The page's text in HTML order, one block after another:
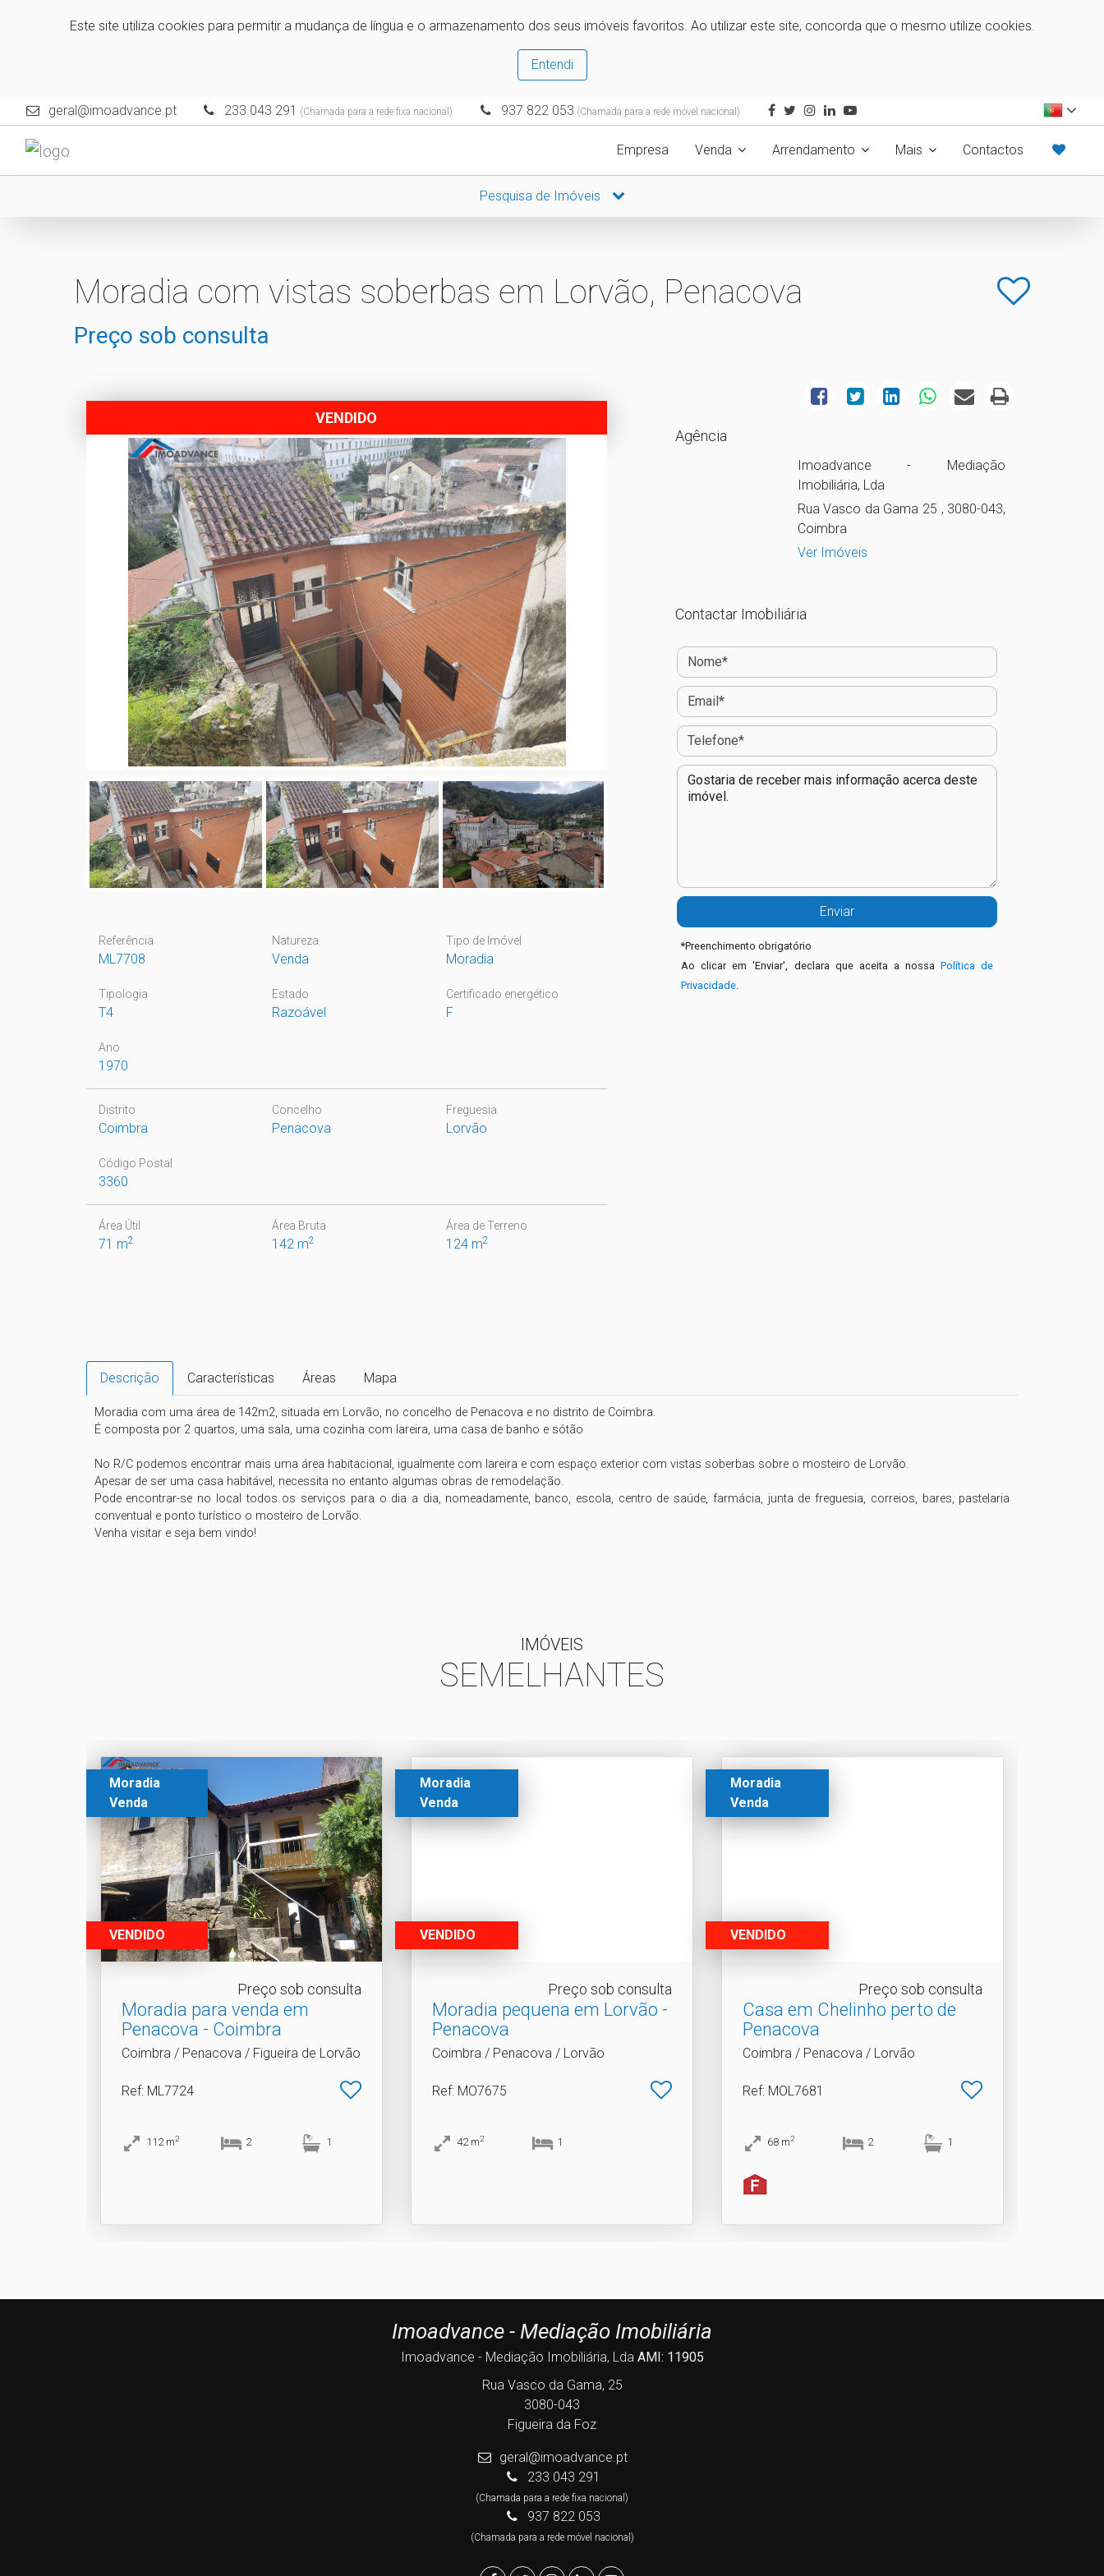
Este site utiliza cookies para permitir a mudança de língua e o armazenamento dos seus imóveis favoritos. Ao utilizar este site, concorda que o mesmo utilize cookies.
Entendi
geral@imoadvance.pt 233 043 291 (Chamada para a rede fixa nacional) 937 822 053 (Chamada para a rede móvel nacional)
Empresa Venda Arrendamento Mais Contactos
Pesquisa de Imóveis
Moradia com vistas soberbas em Lorvão, Penacova
Preço sob consulta
VENDIDO
Referência
ML7708
Natureza
Venda
Tipo de Imóvel
Moradia
Tipologia
T4
Estado
Razoável
Certificado energético
F
Ano
1970
Distrito
Coimbra
Concelho
Penacova
Freguesia
Lorvão
Código Postal
3360
Área Útil
71 m2
Área Bruta
142 m2
Área de Terreno
124 m2
Agência
Imoadvance - Mediação
Imobiliária, Lda
Rua Vasco da Gama 25 , 3080-043,
Coimbra
Ver Imóveis
Contactar Imobiliária
*Preenchimento obrigatório
Ao clicar em 'Enviar', declara que aceita a nossaPolítica de
Privacidade.
Descrição Características Áreas Mapa
Moradia com uma área de 142m2, situada em Lorvão, no concelho de Penacova e no distrito de Coimbra.
É composta por 2 quartos, uma sala, uma cozinha com lareira, uma casa de banho e sótão
No R/C podemos encontrar mais uma área habitacional, igualmente com lareira e com espaço exterior com vistas soberbas sobre o mosteiro de Lorvão.
Apesar de ser uma casa habitável, necessita no entanto algumas obras de remodelação.
Pode encontrar-se no local todos os serviços para o dia a dia, nomeadamente, banco, escola, centro de saúde, farmácia, junta de freguesia, correios, bares, pastelaria
conventual e ponto turístico o mosteiro de Lorvão.
Venha visitar e seja bem vindo!
IMÓVEIS
SEMELHANTES
Moradia
Venda
VENDIDO
Preço sob consulta
Moradia para venda em
Penacova - Coimbra
Coimbra / Penacova / Figueira de Lorvão
Ref: ML7724
112 m2 2 1
Moradia
Venda
VENDIDO
Preço sob consulta
Moradia pequena em Lorvão -
Penacova
Coimbra / Penacova / Lorvão
Ref: MO7675
42 m2 1
Moradia
Venda
VENDIDO
Preço sob consulta
Casa em Chelinho perto de
Penacova
Coimbra / Penacova / Lorvão
Ref: MOL7681
68 m2 2 1
Imoadvance - Mediação Imobiliária
Imoadvance - Mediação Imobiliária, Lda AMI: 11905
Rua Vasco da Gama, 25
3080-043
Figueira da Foz
geral@imoadvance.pt
233 043 291
(Chamada para a rede fixa nacional)
937 822 053
(Chamada para a rede móvel nacional)